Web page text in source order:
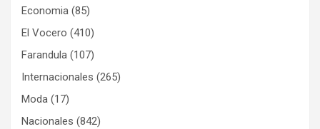
Economia (85)
El Vocero (410)
Farandula (107)
Internacionales (265)
Moda (17)
Nacionales (842)